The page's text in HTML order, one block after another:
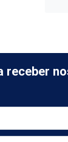
receber